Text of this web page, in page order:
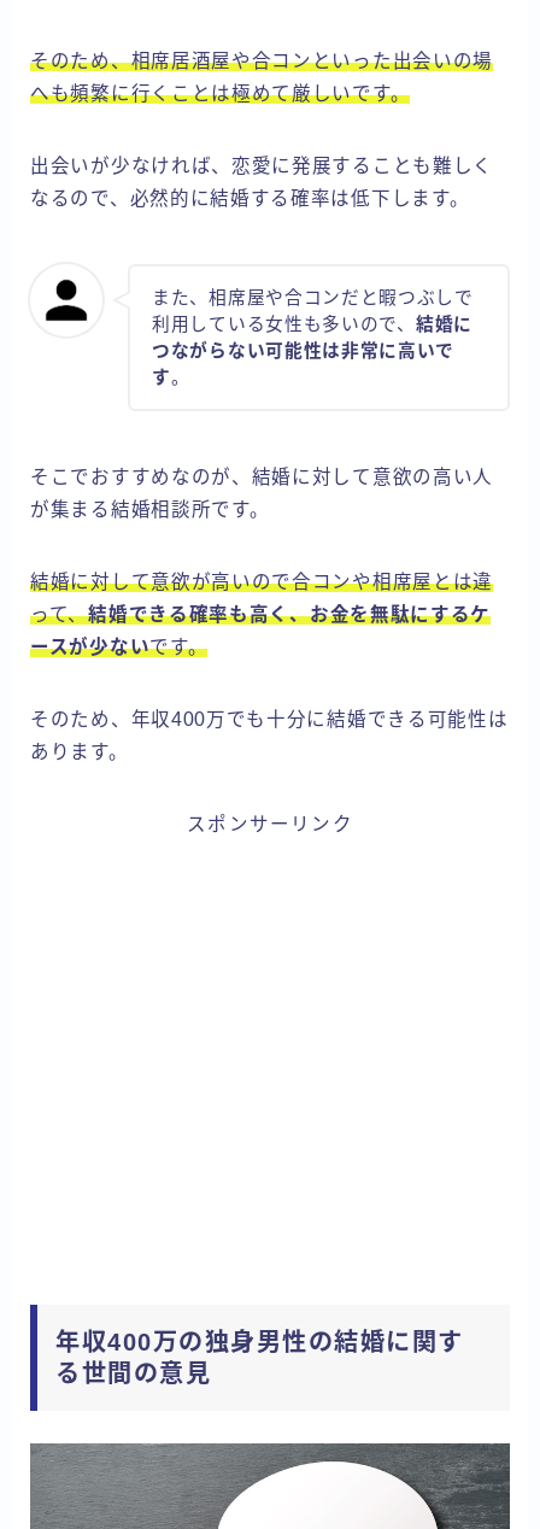
そのため、相席居酒屋や合コンといった出会いの場
へも頻繁に行くことは極めて厳しいです。
出会いが少なければ、恋愛に発展することも難しく
なるので、必然的に結婚する確率は低下します。
また、相席屋や合コンだと暇つぶしで
利用している女性も多いので、 結婚に
つながらない可能性は非常に高いで
す。
そこでおすすめなのが、結婚に対して意欲の高い人
が集まる結婚相談所です。
結婚に対して意欲が高いので合コンや相席屋とは違
って、結婚できる確率も高く、お金を無駄にするケ
ースが少ないです。
そのため、年収400万でも十分に結婚できる可能性は
あります。
スポンサーリンク
年収400万の独身男性の結婚に関す
る世間の意見